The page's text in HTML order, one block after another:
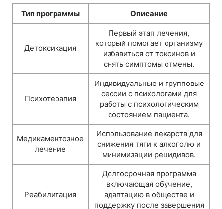
Тип программы Описание
Детоксикация
Первый этап лечения,
который помогает организму
избавиться от токсинов и
снять симптомы отмены.
Психотерапия
Индивидуальные и групповые
сессии с психологами для
работы с психологическим
состоянием пациента.
Медикаментозное
лечение
Использование лекарств для
снижения тяги к алкоголю и
минимизации рецидивов.
Реабилитация
Долгосрочная программа
включающая обучение,
адаптацию в обществе и
поддержку после завершения